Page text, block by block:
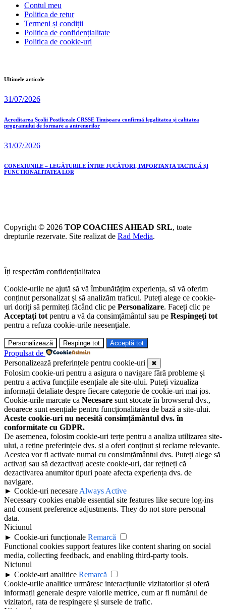
Contul meu
Politica de retur
Termeni și condiții
Politica de confidențialitate
Politica de cookie-uri
Ultimele articole
31/07/2026
Acreditarea Școlii Postliceale CRSSE Timișoara confirmă legalitatea și calitatea
programului de formare a antrenorilor
31/07/2026
CONEXIUNILE – LEGĂTURILE ÎNTRE JUCĂTORI, IMPORTANȚA TACTICĂ ȘI
FUNCȚIONALITATEA LOR
Copyright © 2026 TOP COACHES AHEAD SRL, toate
drepturile rezervate. Site realizat de Rad Media.
Îți respectăm confidențialitatea
Cookie-urile ne ajută să vă îmbunătățim experiența, să vă oferim
conținut personalizat și să analizăm traficul. Puteți alege ce cookie-
uri doriți să permiteți făcând clic pe Personalizare. Faceți clic pe
Acceptați tot pentru a vă da consimțământul sau pe Respingeți tot
pentru a refuza cookie-urile neesențiale.
Personalizează Respinge tot Acceptă tot
Propulsat de
Personalizează preferințele pentru cookie-uri
✖
Folosim cookie-uri pentru a asigura o navigare fără probleme și
pentru a activa funcțiile esențiale ale site-ului. Puteți vizualiza
informații detaliate despre fiecare categorie de cookie-uri mai jos.
Cookie-urile marcate ca Necesare sunt stocate în browserul dvs.,
deoarece sunt esențiale pentru funcționalitatea de bază a site-ului.
Aceste cookie-uri nu necesită consimțământul dvs. în
conformitate cu GDPR.
De asemenea, folosim cookie-uri terțe pentru a analiza utilizarea site-
ului, a reține preferințele dvs. și a oferi conținut și reclame relevante.
Acestea vor fi activate numai cu consimțământul dvs. Puteți alege să
activați sau să dezactivați aceste cookie-uri, dar rețineți că
dezactivarea anumitor tipuri poate afecta experiența dvs. de
navigare.
► Cookie-uri necesare Always Active
Necessary cookies enable essential site features like secure log-ins
and consent preference adjustments. They do not store personal
data.
Niciunul
► Cookie-uri funcționale Remarcă
Functional cookies support features like content sharing on social
media, collecting feedback, and enabling third-party tools.
Niciunul
► Cookie-uri analitice Remarcă
Cookie-urile analitice urmăresc interacțiunile vizitatorilor și oferă
informații generale despre valorile metrice, cum ar fi numărul de
vizitatori, rata de respingere și sursele de trafic.